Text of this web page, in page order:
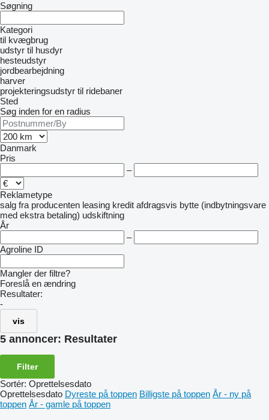
Søgning
Kategori
til kvægbrug
udstyr til husdyr
hesteudstyr
jordbearbejdning
harver
projekteringsudstyr til ridebaner
Sted
Søg inden for en radius
Danmark
Pris
–
Reklametype
salg fra producenten leasing kredit afdragsvis bytte (indbytningsvare
med ekstra betaling) udskiftning
År
–
Agroline ID
Mangler der filtre?
Foreslå en ændring
Resultater:
-
vis
5 annoncer: Resultater
Filter
Sortér: Oprettelsesdato
Oprettelsesdato Dyreste på toppen Billigste på toppen År - ny på
toppen År - gamle på toppen